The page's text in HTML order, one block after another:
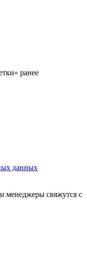
ранее
данных
менеджеры свяжутся с